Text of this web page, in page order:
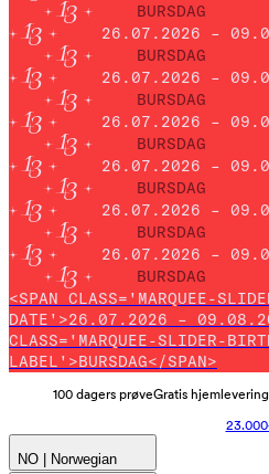
BURSDAG
26.07.2026 –
BURSDAG
26.07.2026 –
BURSDAG
26.07.2026 –
BURSDAG
26.07.2026 –
BURSDAG
26.07.2026 –
BURSDAG
26.07.2026 –
BURSDAG
<SPAN CLASS='MARQUEE-
DATE'>26.07.2026 –
CLASS='MARQUEE-SLIDER-
LABEL'>BURSDAG</SPAN>
100 dagers prøveGratis
NO | Norwegian